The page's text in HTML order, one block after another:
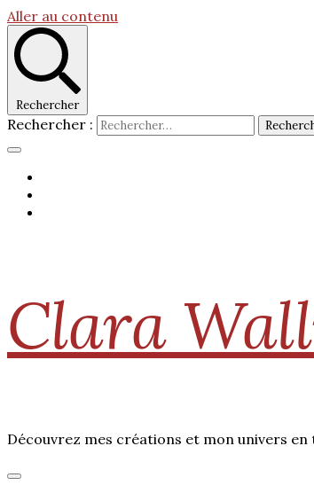
Aller au contenu
Rechercher
Rechercher :
Clara
Découvrez mes créations et mon univers